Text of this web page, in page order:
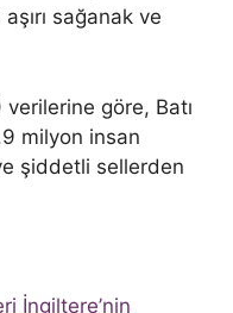
sağanak ve
göre, Batı
milyon insan
şiddetli sellerden
İngiltere’nin